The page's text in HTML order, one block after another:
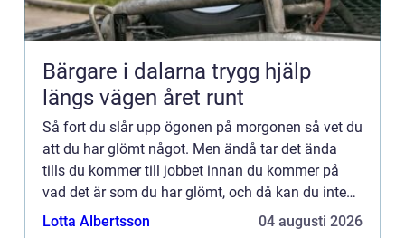
Bärgare i dalarna trygg hjälp
längs vägen året runt
Så fort du slår upp ögonen på morgonen så vet du
att du har glömt något. Men ändå tar det ända
tills du kommer till jobbet innan du kommer på
vad det är som du har glömt, och då kan du inte
undgå att utbrista i ett högt: nej! Kollegorna
Lotta Albertsson 04 augusti 2026